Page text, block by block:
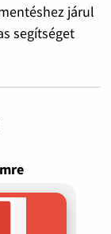
járul
segítséget